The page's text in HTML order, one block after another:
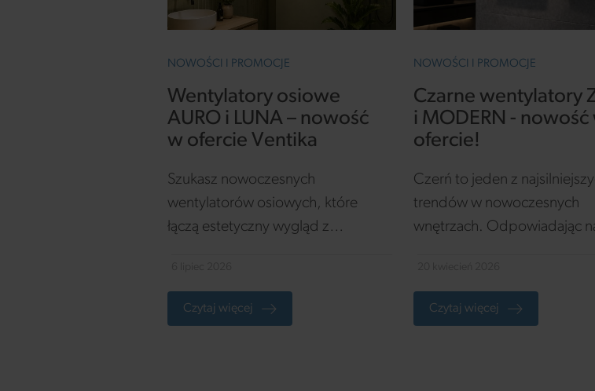
NOWOŚCI I PROMOCJE
Wentylatory osiowe
AURO i LUNA – nowość
w ofercie Ventika
Szukasz nowoczesnych
wentylatorów osiowych, które
łączą estetyczny wygląd z
domowych wentylatorów marki
Ventika, stworzoną z myślą o
Czytaj więcej
NOWOŚCI I PROMOCJE
Czarne wentylatory
i MODERN - nowość
ofercie!
Czerń to jeden z
trendów w nowoczesnych
wnętrzach. Odpowiadając
czarne wersje modeli ZEN i
MODERN.
Czytaj więcej